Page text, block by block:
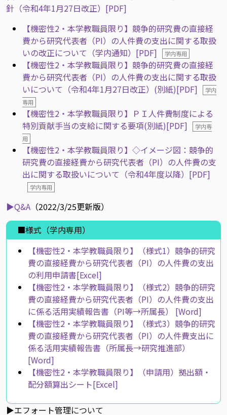
針（令和4年1月27日改正）[PDF]
【機密性2・本学教職員限り】競争的研究費の直接経
費から研究代表者（PI）の人件費の支出に関する取扱
いの改正について（学内通知）[PDF]
学内専用
【機密性2・本学教職員限り】競争的研究費の直接経
費から研究代表者（PI）の人件費の支出に関する取扱
いについて（令和4年1月27日改正）(別紙)[PDF]
学内
専用
【機密性2・本学教職員限り】ＰＩ人件費制度による
特別貢献手当の支給に関する要項(別紙)[PDF]
学内専
用
【機密性2・本学教職員限り】◇イメージ図：競争的
研究費の直接経費から研究代表者（PI）の人件費の支
出に関する取扱いについて（令和4年度以降）[PDF]
学内専用
▶Q&A （2022/3/25更新版）
■様式（学内専用）
【機密性2・本学教職員限り】（様式1）競争的研究
費の直接経費から研究代表者（PI）の人件費の支出
の利用申請書[Excel]
【機密性2・本学教職員限り】（様式2）競争的研究
費の直接経費から研究代表者（PI）の人件費の支出
に係る活用実績報告書（PI等→所属長） [Word]
【機密性2・本学教職員限り】（様式3）競争的研究
費の直接経費から研究代表者（PI）の人件費支出に
係る活用実績報告書（所属長→研究推進部）
[Word]
【機密性2・本学教職員限り】（申請用）拠出額・
配分額算出シート[Excel]
▶エフォート管理について